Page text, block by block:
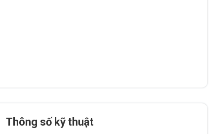
Thông số kỹ thuật